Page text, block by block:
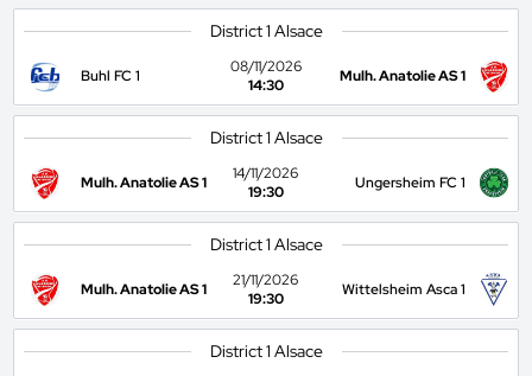
District 1 Alsace
Buhl FC 1
08/11/2026
14:30
Mulh. Anatolie AS 1
District 1 Alsace
Mulh. Anatolie AS 1
14/11/2026
19:30
Ungersheim FC 1
District 1 Alsace
Mulh. Anatolie AS 1
21/11/2026
19:30
Wittelsheim Asca 1
District 1 Alsace